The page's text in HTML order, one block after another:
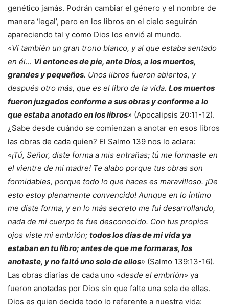
genético jamás. Podrán cambiar el género y el nombre de
manera ‘legal’, pero en los libros en el cielo seguirán
apareciendo tal y como Dios los envió al mundo.
«Vi también un gran trono blanco, y al que estaba sentado
en él… Vi entonces de pie, ante Dios, a los muertos,
grandes y pequeños. Unos libros fueron abiertos, y
después otro más, que es el libro de la vida. Los muertos
fueron juzgados conforme a sus obras y conforme a lo
que estaba anotado en los libros» (Apocalipsis 20:11-12).
¿Sabe desde cuándo se comienzan a anotar en esos libros
las obras de cada quien? El Salmo 139 nos lo aclara:
«¡Tú, Señor, diste forma a mis entrañas; tú me formaste en
el vientre de mi madre! Te alabo porque tus obras son
formidables, porque todo lo que haces es maravilloso. ¡De
esto estoy plenamente convencido! Aunque en lo íntimo
me diste forma, y en lo más secreto me fui desarrollando,
nada de mi cuerpo te fue desconocido. Con tus propios
ojos viste mi embrión; todos los días de mi vida ya
estaban en tu libro; antes de que me formaras, los
anotaste, y no faltó uno solo de ellos» (Salmo 139:13-16).
Las obras diarias de cada uno «desde el embrión» ya
fueron anotadas por Dios sin que falte una sola de ellas.
Dios es quien decide todo lo referente a nuestra vida: